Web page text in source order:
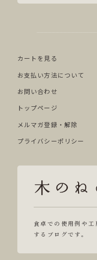
カートを見る
お支払い方法について
お問い合わせ
トップページ
メルマガ登録・解除
プライバシーポリシー
食卓での使用例や
するブログです。